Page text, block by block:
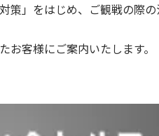
策」をはじめ、ご観戦の際
客様にご案内いたします。